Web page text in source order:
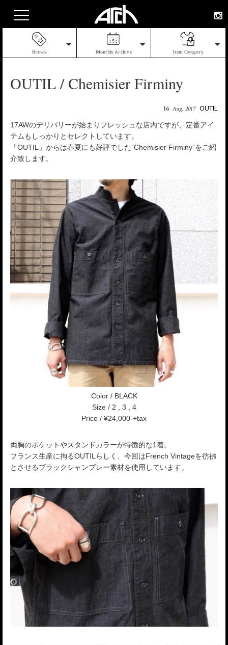
Brands Monthly Archive Item Category
OUTIL / Chemisier Firminy
16 Aug. 2017 OUTIL
17AWのデリバリーが始まりフレッシュな店内ですが、定番アイ
テムもしっかりとセレクトしています。
「OUTIL」からは春夏にも好評でした”Chemisier Firminy”をご紹
介致します。
Color / BLACK
Size / 2 , 3 , 4
Price / ¥24,000-+tax
両胸のポケットやスタンドカラーが特徴的な1着。
フランス生産に拘るOUTILらしく、今回はFrench Vintageを彷彿
とさせるブラックシャンブレー素材を使用しています。